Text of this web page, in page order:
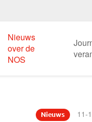
Nieuws
over de
NOS
Nieuws 11-